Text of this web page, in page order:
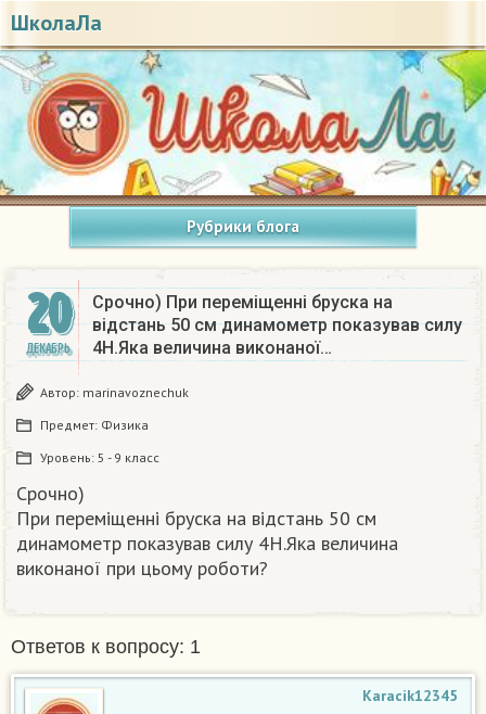
ШколаЛа
Рубрики блога
20
ДЕКАБРЬ
Срочно) При переміщенні бруска на
відстань 50 см динамометр показував силу
4H.Яка величина виконаної…
Автор: marinavoznechuk
Предмет: Физика
Уровень: 5 - 9 класс
Срочно)
При переміщенні бруска на відстань 50 см
динамометр показував силу 4H.Яка величина
виконаної при цьому роботи?​
Ответов к вопросу: 1
Karacik12345